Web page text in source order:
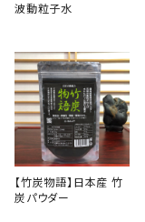
波動粒子水
【竹炭物語】日本産 竹
炭パウダー